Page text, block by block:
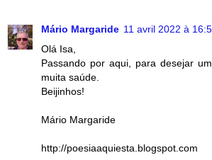
Mário Margaride 11 avril 2022 à
Olá Isa,
Passando por aqui, para desejar
muita saúde.
Beijinhos!
Mário Margaride
http://poesiaaquiesta.blogspot.com